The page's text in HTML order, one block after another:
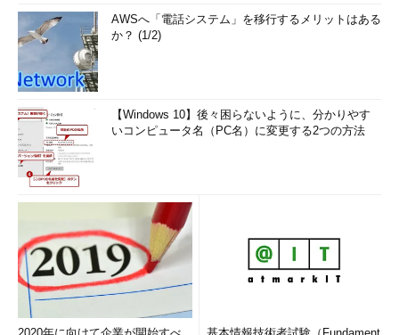
AWSへ「電話システム」を移行するメリットはある
か？ (1/2)
【Windows 10】後々困らないように、分かりやす
いコンピュータ名（PC名）に変更する2つの方法